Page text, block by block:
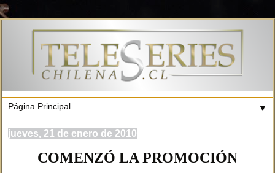
▼
jueves, 21 de enero de 2010
COMENZÓ LA PROMOCIÓN